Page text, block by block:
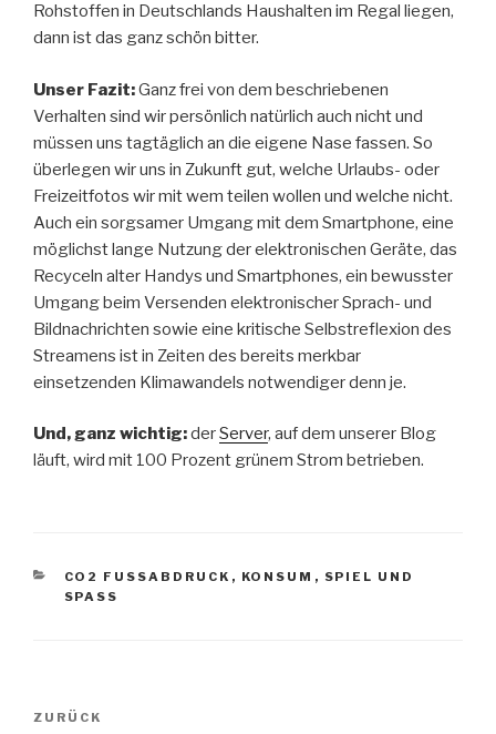
Rohstoffen in Deutschlands Haushalten im Regal liegen,
dann ist das ganz schön bitter.
Unser Fazit:Ganz frei von dem beschriebenen
Verhalten sind wir persönlich natürlich auch nicht und
müssen uns tagtäglich an die eigene Nase fassen. So
überlegen wir uns in Zukunft gut, welche Urlaubs- oder
Freizeitfotos wir mit wem teilen wollen und welche nicht.
Auch ein sorgsamer Umgang mit dem Smartphone, eine
möglichst lange Nutzung der elektronischen Geräte, das
Recyceln alter Handys und Smartphones, ein bewusster
Umgang beim Versenden elektronischer Sprach- und
Bildnachrichten sowie eine kritische Selbstreflexion des
Streamens ist in Zeiten des bereits merkbar
einsetzenden Klimawandels notwendiger denn je.
Und, ganz wichtig:derServer, auf dem unserer Blog
läuft, wird mit 100 Prozent grünem Strom betrieben.
KATEGORIEN
CO2 FUSSABDRUCK , KONSUM , SPIEL UND
SPASS
Beitragsnavigation
Vorheriger
ZURÜCK